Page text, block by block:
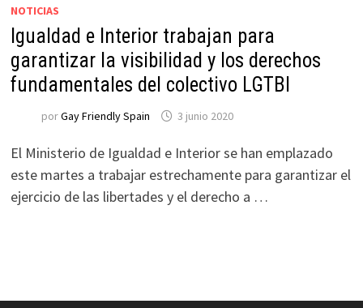
NOTICIAS
Igualdad e Interior trabajan para
garantizar la visibilidad y los derechos
fundamentales del colectivo LGTBI
porGay Friendly Spain 3 junio 2020
El Ministerio de Igualdad e Interior se han emplazado
este martes a trabajar estrechamente para garantizar el
ejercicio de las libertades y el derecho a …